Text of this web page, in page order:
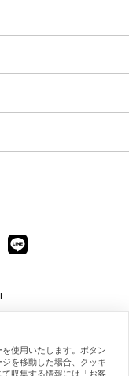
使用いたします。ボタン
を移動した場合、クッキ
収集する情報には「お客